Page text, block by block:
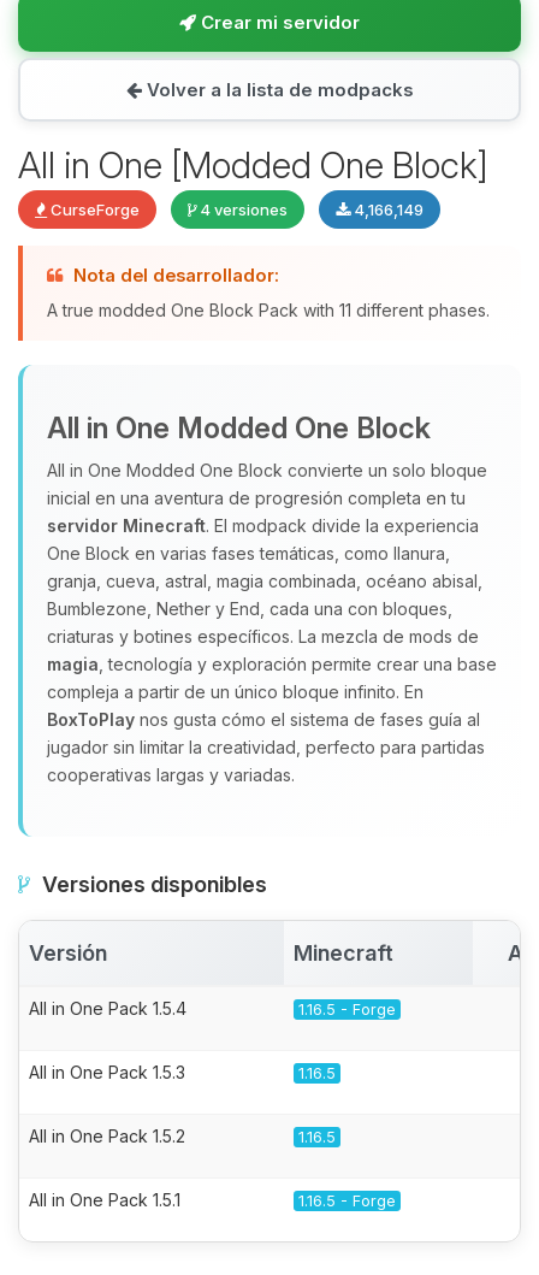
Crear mi servidor
Volver a la lista de modpacks
All in One [Modded One Block]
CurseForge 4 versiones 4,166,149
Nota del desarrollador:
A true modded One Block Pack with 11 different phases.
All in One Modded One Block
All in One Modded One Block convierte un solo bloque
inicial en una aventura de progresión completa en tu
servidor Minecraft. El modpack divide la experiencia
One Block en varias fases temáticas, como llanura,
granja, cueva, astral, magia combinada, océano abisal,
Bumblezone, Nether y End, cada una con bloques,
criaturas y botines específicos. La mezcla de mods de
magia , tecnología y exploración permite crear una base
compleja a partir de un único bloque infinito. En
BoxToPlay nos gusta cómo el sistema de fases guía al
jugador sin limitar la creatividad, perfecto para partidas
cooperativas largas y variadas.
Versiones disponibles
Versión Minecraft
All in One Pack 1.5.4 1.16.5 - Forge
All in One Pack 1.5.3 1.16.5
All in One Pack 1.5.2 1.16.5
All in One Pack 1.5.1 1.16.5 - Forge
Yupi, por fin alguien con quien
07/08/2026 14:37